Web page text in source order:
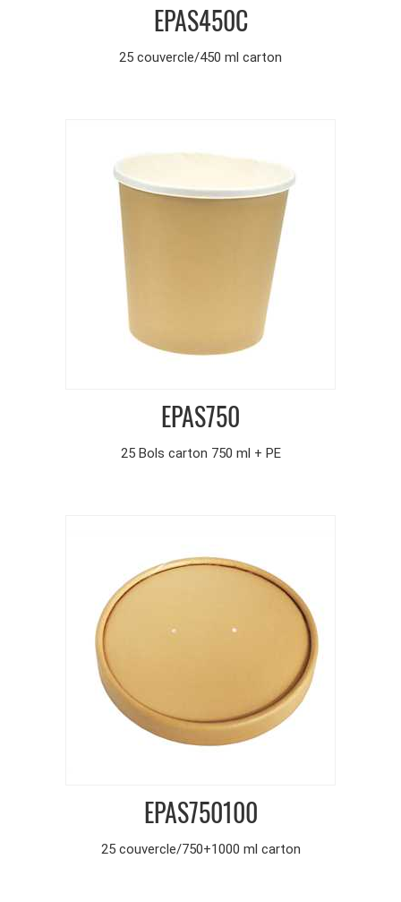
EPAS450C
25 couvercle/450 ml carton
EPAS750
25 Bols carton 750 ml + PE
EPAS750100
25 couvercle/750+1000 ml carton